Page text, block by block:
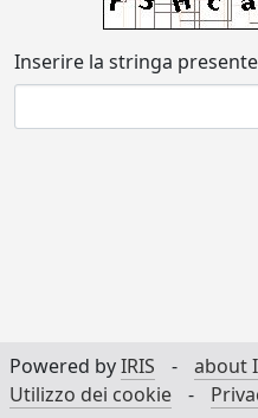
Inserire la stringa
Powered byIRIS - about
Utilizzo dei cookie
-